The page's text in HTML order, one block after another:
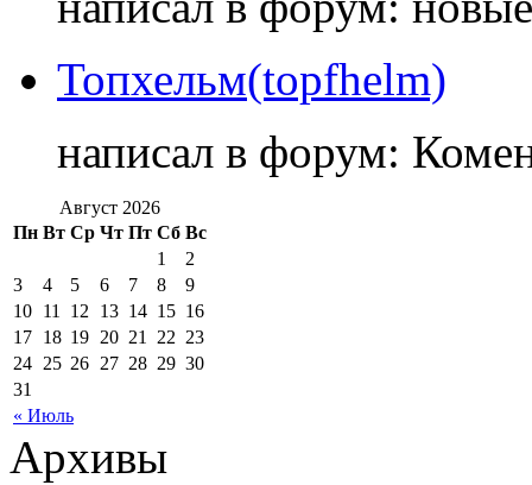
Топхельм(topfhelm)
написал в форум:
Август 2026
Пн Вт Ср Чт Пт Сб Вс
« Июль
1
2
3
4 5 6 7 8
9
10 11 12 13 14 15 16
17 18 19 20 21 22 23
24 25 26 27 28 29 30
31
Архивы